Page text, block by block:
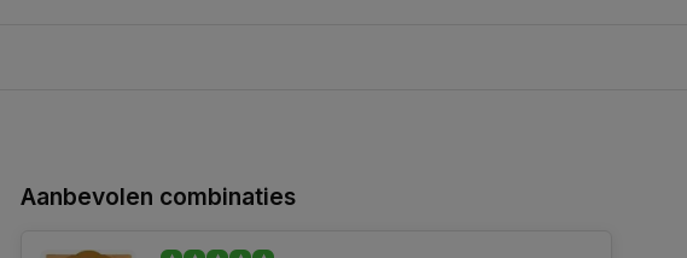
Aanbevolen combinaties